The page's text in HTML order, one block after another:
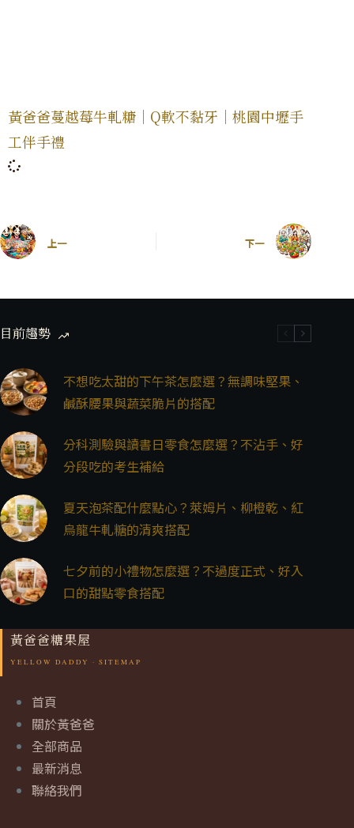
黃爸爸蔓越莓牛軋糖｜Q軟不黏牙｜桃園中壢手
工伴手禮
上一 下一
目前趨勢
不想吃太甜的下午茶怎麼選？無調味堅果、
鹹酥腰果與蔬菜脆片的搭配
分科測驗與讀書日零食怎麼選？不沾手、好
分段吃的考生補給
夏天泡茶配什麼點心？萊姆片、柳橙乾、紅
烏龍牛軋糖的清爽搭配
七夕前的小禮物怎麼選？不過度正式、好入
口的甜點零食搭配
黃爸爸糖果屋
首頁
關於黃爸爸
全部商品
最新消息
聯絡我們